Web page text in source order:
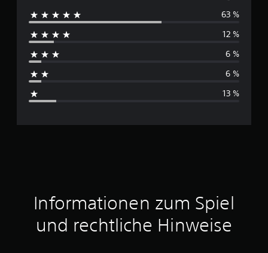
r
c
h
s
h
t
t
63 %
12 %
6 %
6 %
13 %
Informationen zum Spiel
und rechtliche Hinweise